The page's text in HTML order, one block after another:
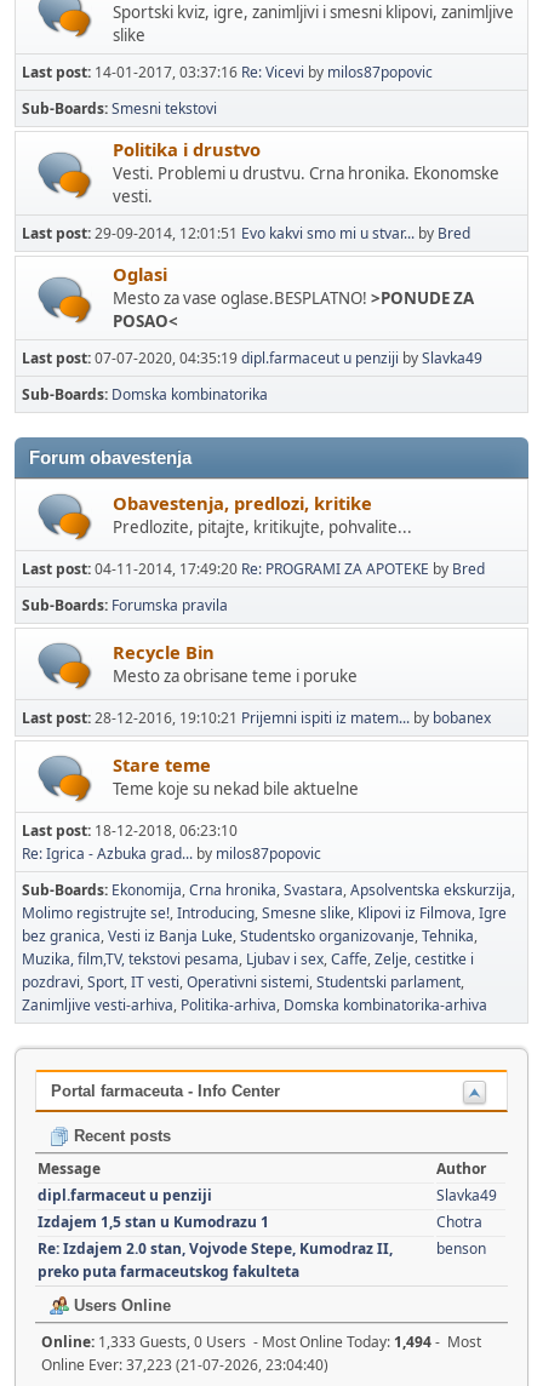
Sportski kviz, igre, zanimljivi i smesni klipovi, zanimljive
slike
Last post: 14-01-2017, 03:37:16 Re: Vicevi by milos87popovic
Sub-Boards Smesni tekstovi
Politika i drustvo
Vesti. Problemi u drustvu. Crna hronika. Ekonomske
vesti.
Last post:29-09-2014, 12:01:51 Evo kakvi smo mi u stvar... by Bred
Oglasi
Mesto za vase oglase.BESPLATNO! >PONUDE ZA
POSAO<
Last post:07-07-2020, 04:35:19dipl.farmaceut u penziji bySlavka49
Sub-Boards Domska kombinatorika
Forum obavestenja
Obavestenja, predlozi, kritike
Predlozite, pitajte, kritikujte, pohvalite...
Last post:04-11-2014, 17:49:20 Re: PROGRAMI ZA APOTEKE by Bred
Sub-Boards Forumska pravila
Recycle Bin
Mesto za obrisane teme i poruke
Last post:28-12-2016, 19:10:21 Prijemni ispiti iz matem... by bobanex
Stare teme
Teme koje su nekad bile aktuelne
Last post: 18-12-2018, 06:23:10
Re: Igrica - Azbuka grad... by milos87popovic
Sub-Boards Ekonomija Crna hronika Svastara Apsolventska ekskurzija
Molimo registrujte se! Introducing Smesne slike Klipovi iz Filmova Igre
bez granica Vesti iz Banja Luke Studentsko organizovanje Tehnika
Muzika, film,TV, tekstovi pesama Ljubav i sex Caffe Zelje, cestitke i
pozdravi Sport IT vesti Operativni sistemi Studentski parlament
Zanimljive vesti-arhiva Politika-arhiva Domska kombinatorika-arhiva
Portal farmaceuta - Info Center
Recent posts
Message
Author
dipl.farmaceut u penziji
Slavka49
Izdajem 1,5 stan u Kumodrazu 1
Chotra
Re: Izdajem 2.0 stan, Vojvode Stepe, Kumodraz II,
preko puta farmaceutskog fakulteta
benson
Users Online
Online: 1,333 Guests, 0 Users - Most Online Today: 1,494- Most
Online Ever: 37,223 (21-07-2026, 23:04:40)